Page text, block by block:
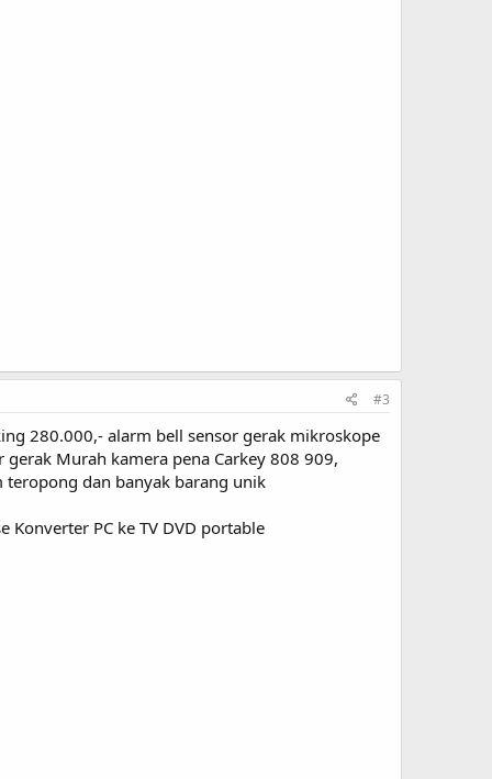
#3
280.000,- alarm bell sensor gerak mikroskope
Murah kamera pena Carkey 808 909,
teropong dan banyak barang unik
PC ke TV DVD portable